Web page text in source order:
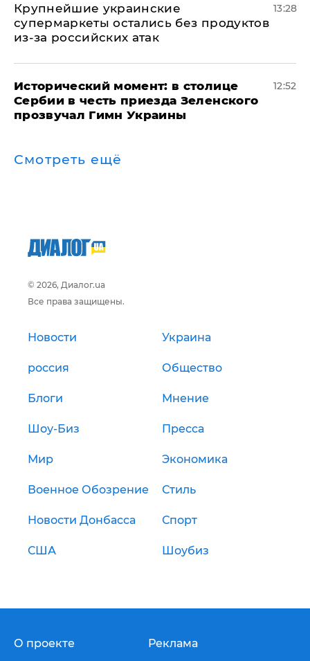
Крупнейшие украинские
супермаркеты остались без продуктов
из-за российских атак
13:28
Исторический момент: в столице
Сербии в честь приезда Зеленского
прозвучал Гимн Украины
12:52
Смотреть ещё
© 2026, Диалог.ua
Все права защищены.
Новости Украина
россия Общество
Блоги Мнение
Шоу-Биз Пресса
Мир Экономика
Военное Обозрение Стиль
Новости Донбасса Спорт
США Шоубиз
О проекте Реклама